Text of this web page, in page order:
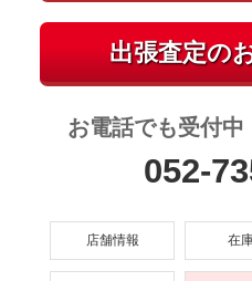
お電話でも受付中
052-
店舗情報 在